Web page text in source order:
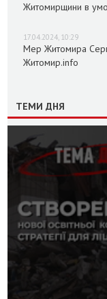
Житомирщини в
17.04.2024, 10:29
Мер Житомира
Житомир.info
ТЕМИ ДНЯ